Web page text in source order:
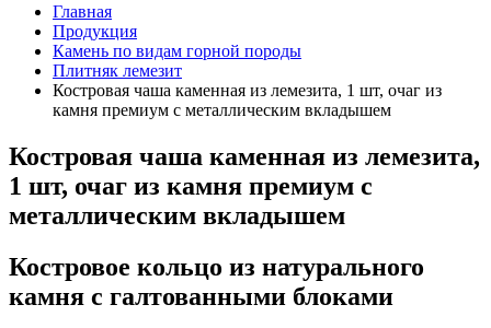
Главная
Продукция
Камень по видам горной породы
Плитняк лемезит
Костровая чаша каменная из лемезита, 1 шт, очаг из
камня премиум с металлическим вкладышем
Костровая чаша каменная из лемезита,
1 шт, очаг из камня премиум с
металлическим вкладышем
Костровое кольцо из натурального
камня с галтованными блоками